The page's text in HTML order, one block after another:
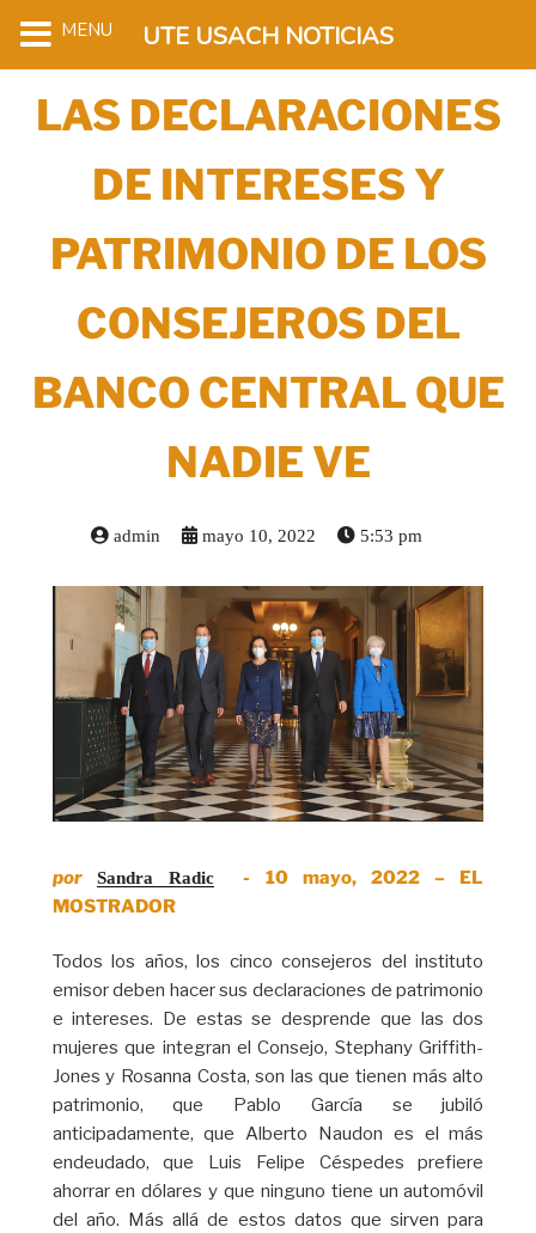
LAS DECLARACIONES
DE INTERESES Y
PATRIMONIO DE LOS
CONSEJEROS DEL
BANCO CENTRAL QUE
NADIE VE
admin mayo 10, 2022 5:53 pm
por Sandra Radic - 10 mayo, 2022 – EL
MOSTRADOR
Todos los años, los cinco consejeros del instituto
emisor deben hacer sus declaraciones de patrimonio
e intereses. De estas se desprende que las dos
mujeres que integran el Consejo, Stephany Griffith-
Jones y Rosanna Costa, son las que tienen más alto
patrimonio, que Pablo García se jubiló
anticipadamente, que Alberto Naudon es el más
endeudado, que Luis Felipe Céspedes prefiere
ahorrar en dólares y que ninguno tiene un automóvil
del año. Más allá de estos datos que sirven para
MENU UTE USACH NOTICIAS